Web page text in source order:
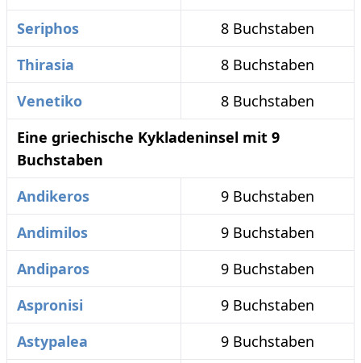
Seriphos
8 Buchstaben
Thirasia
8 Buchstaben
Venetiko
8 Buchstaben
Eine griechische Kykladeninsel mit 9
Buchstaben
Andikeros
9 Buchstaben
Andimilos
9 Buchstaben
Andiparos
9 Buchstaben
Aspronisi
9 Buchstaben
Astypalea
9 Buchstaben